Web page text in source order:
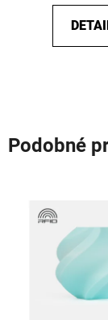
Podobné